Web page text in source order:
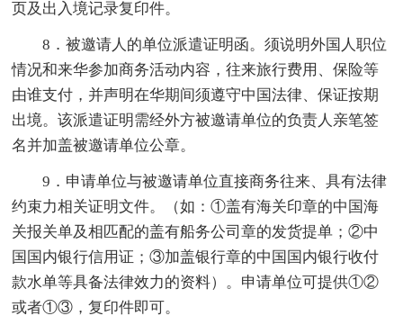
页及出入境记录复印件。
8．被邀请人的单位派遣证明函。须说明外国人职位
情况和来华参加商务活动内容，往来旅行费用、保险等
由谁支付，并声明在华期间须遵守中国法律、保证按期
出境。该派遣证明需经外方被邀请单位的负责人亲笔签
名并加盖被邀请单位公章。
9．申请单位与被邀请单位直接商务往来、具有法律
约束力相关证明文件。（如：①盖有海关印章的中国海
关报关单及相匹配的盖有船务公司章的发货提单；②中
国国内银行信用证；③加盖银行章的中国国内银行收付
款水单等具备法律效力的资料）。申请单位可提供①②
或者①③，复印件即可。